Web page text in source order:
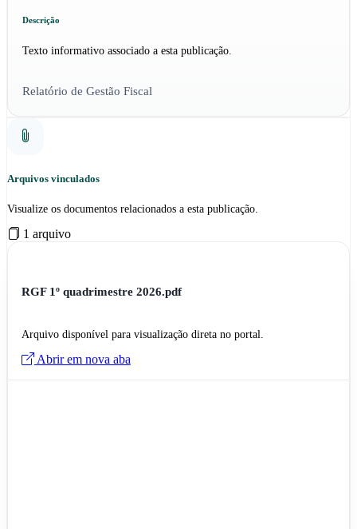
Descrição
Texto informativo associado a esta publicação.
Relatório de Gestão Fiscal
Arquivos vinculados
Visualize os documentos relacionados a esta publicação.
1 arquivo
RGF 1º quadrimestre 2026.pdf
Arquivo disponível para visualização direta no portal.
Abrir em nova aba